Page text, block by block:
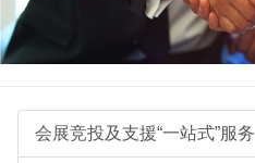
会展竞投及支援“一站式”服务